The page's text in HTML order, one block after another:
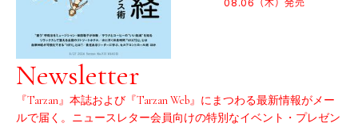
08.06（木）発売
Newsletter
『Tarzan』本誌および『Tarzan Web』にまつわる最新情報がメー
ルで届く。ニュースレター会員向けの特別なイベント・プレゼン